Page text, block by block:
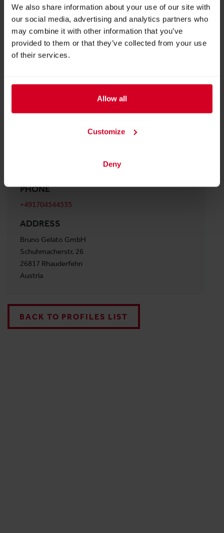
We also share information about your use of our site with
our social media, advertising and analytics partners who
may combine it with other information that you’ve
provided to them or that they’ve collected from your use
of their services.
Allow all
Customize
Deny
FOLLOW US
https://brunogelato.de
PHONE
+491704544535
ADDRESS
Bruno Gelato GmbH
Schuhmacherstr. 26
26817 Rhauderfehn
Austria
BACK TO PROFILES LIST